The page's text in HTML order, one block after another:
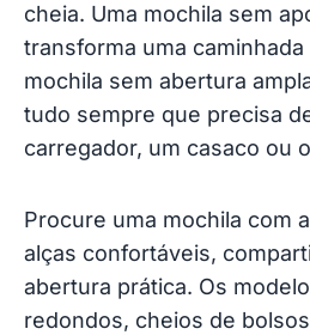
cheia. Uma mochila sem
transforma uma
mochila sem abertura
tudo sempre que precisa
carregador, um casaco ou
Procure uma mochila com
alças confortáveis,
abertura prática. Os
redondos, cheios de